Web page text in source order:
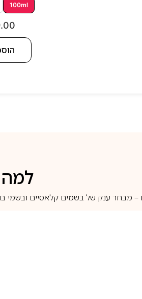
100ml
למה
– מבחר ענק של בשמים קלאסיים ובשמי